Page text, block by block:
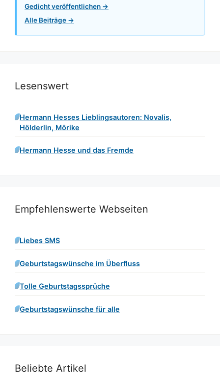
Gedicht veröffentlichen →
Alle Beiträge →
Lesenswert
Hermann Hesses Lieblingsautoren: Novalis,
Hölderlin, Mörike
Hermann Hesse und das Fremde
Empfehlenswerte Webseiten
Liebes SMS
Geburtstagswünsche im Überfluss
Tolle Geburtstagssprüche
Geburtstagswünsche für alle
Beliebte Artikel